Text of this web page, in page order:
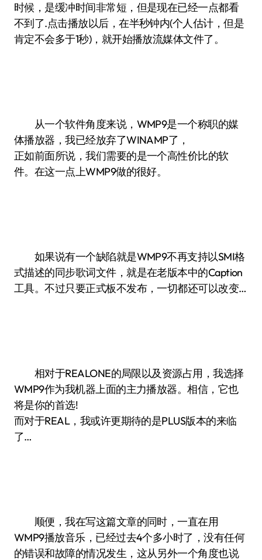
时候，是缓冲时间非常短，但是现在已经一点都看
不到了.点击播放以后，在半秒钟内(个人估计，但是
肯定不会多于1秒)，就开始播放流媒体文件了。
从一个软件角度来说，WMP9是一个称职的媒
体播放器，我已经放弃了WINAMP了，
正如前面所说，我们需要的是一个高性价比的软
件。在这一点上WMP9做的很好。
如果说有一个缺陷就是WMP9不再支持以SMI格
式描述的同步歌词文件，就是在老版本中的Caption
工具。不过只要正式板不发布，一切都还可以改变…
相对于REALONE的局限以及资源占用，我选择
WMP9作为我机器上面的主力播放器。相信，它也
将是你的首选!
而对于REAL，我或许更期待的是PLUS版本的来临
了…
顺便，我在写这篇文章的同时，一直在用
WMP9播放音乐，已经过去4个多小时了，没有任何
的错误和故障的情况发生，这从另外一个角度也说